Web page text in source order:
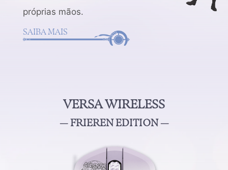
próprias mãos.
SAIBA MAIS
VERSA WIRELESS
— FRIEREN EDITION —